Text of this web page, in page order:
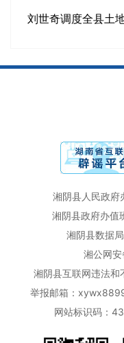
刘世奇调度全县土
湘阴县人民政府
湘阴县政府办
湘阴县数据
湘公网
湘阴县互联网违法
举报邮箱：
网站标识码：